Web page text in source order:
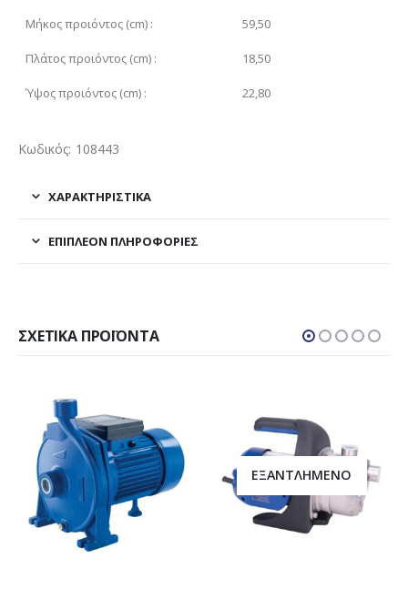
Μήκος προιόντος (cm) : 59,50
Πλάτος προιόντος (cm) : 18,50
Ύψος προιόντος (cm) : 22,80
Κωδικός: 108443
ΧΑΡΑΚΤΗΡΙΣΤΙΚΑ
ΕΠΙΠΛΈΟΝ ΠΛΗΡΟΦΟΡΊΕΣ
ΣΧΕΤΙΚΆ ΠΡΟΪΌΝΤΑ
ΕΞΑΝΤΛΗΜΈΝΟ